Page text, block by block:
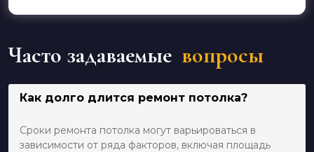
Часто задаваемые вопросы
Как долго длится ремонт потолка?
Сроки ремонта потолка могут варьироваться в
зависимости от ряда факторов, включая площадь